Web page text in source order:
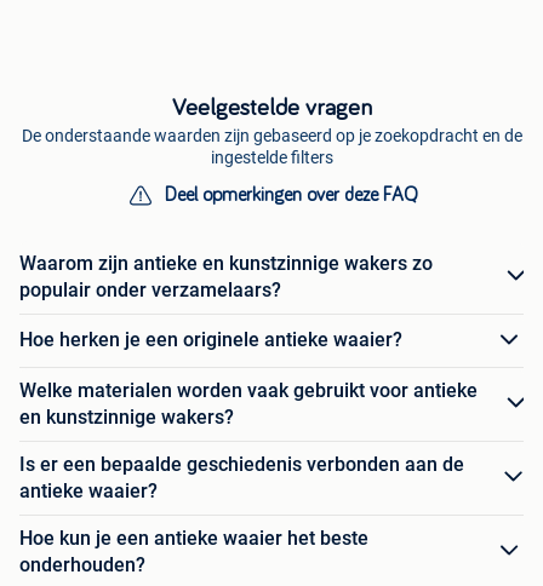
Veelgestelde vragen
De onderstaande waarden zijn gebaseerd op je zoekopdracht en de
ingestelde filters
Deel opmerkingen over deze FAQ
Waarom zijn antieke en kunstzinnige wakers zo
populair onder verzamelaars?
Hoe herken je een originele antieke waaier?
Welke materialen worden vaak gebruikt voor antieke
en kunstzinnige wakers?
Is er een bepaalde geschiedenis verbonden aan de
antieke waaier?
Hoe kun je een antieke waaier het beste
onderhouden?